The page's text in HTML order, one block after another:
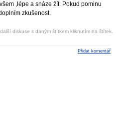
,lépe a snáze žít. Pokud pominu
zkušenost.
diskuse s daným štítkem kliknutím na štítek.
Přidat komentář